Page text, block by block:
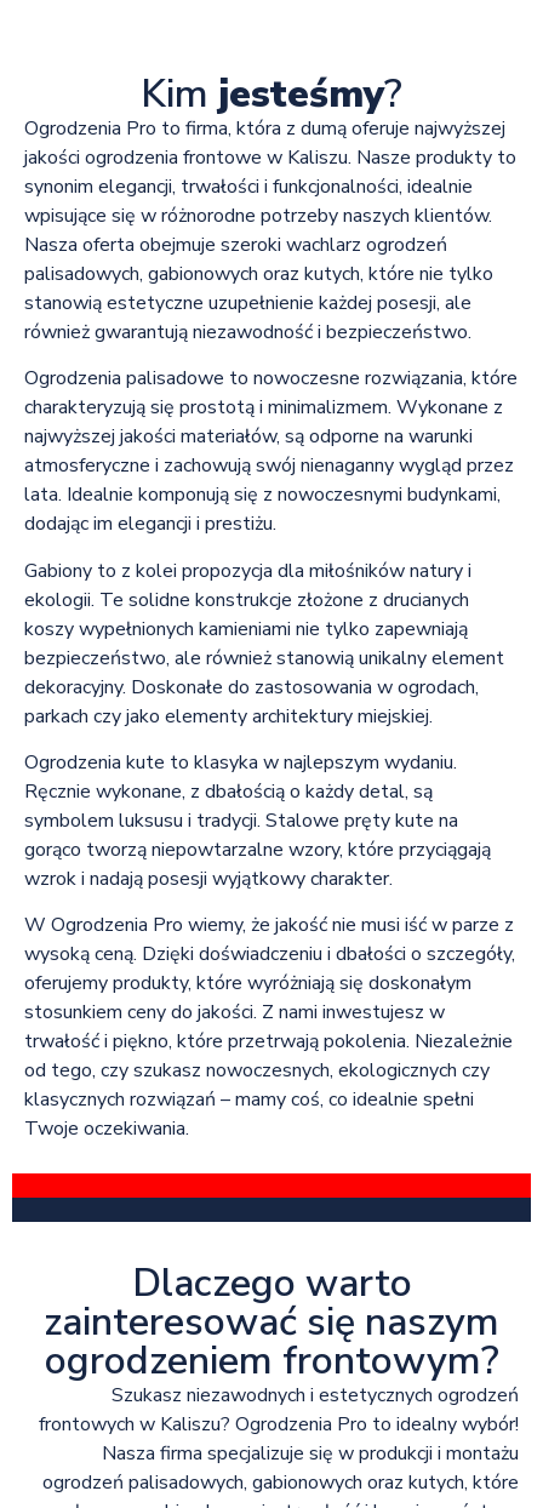
Kim jesteśmy?
Ogrodzenia Pro to firma, która z dumą oferuje najwyższej
jakości ogrodzenia frontowe w Kaliszu. Nasze produkty to
synonim elegancji, trwałości i funkcjonalności, idealnie
wpisujące się w różnorodne potrzeby naszych klientów.
Nasza oferta obejmuje szeroki wachlarz ogrodzeń
palisadowych, gabionowych oraz kutych, które nie tylko
stanowią estetyczne uzupełnienie każdej posesji, ale
również gwarantują niezawodność i bezpieczeństwo.
Ogrodzenia palisadowe to nowoczesne rozwiązania, które
charakteryzują się prostotą i minimalizmem. Wykonane z
najwyższej jakości materiałów, są odporne na warunki
atmosferyczne i zachowują swój nienaganny wygląd przez
lata. Idealnie komponują się z nowoczesnymi budynkami,
dodając im elegancji i prestiżu.
Gabiony to z kolei propozycja dla miłośników natury i
ekologii. Te solidne konstrukcje złożone z drucianych
koszy wypełnionych kamieniami nie tylko zapewniają
bezpieczeństwo, ale również stanowią unikalny element
dekoracyjny. Doskonałe do zastosowania w ogrodach,
parkach czy jako elementy architektury miejskiej.
Ogrodzenia kute to klasyka w najlepszym wydaniu.
Ręcznie wykonane, z dbałością o każdy detal, są
symbolem luksusu i tradycji. Stalowe pręty kute na
gorąco tworzą niepowtarzalne wzory, które przyciągają
wzrok i nadają posesji wyjątkowy charakter.
W Ogrodzenia Pro wiemy, że jakość nie musi iść w parze z
wysoką ceną. Dzięki doświadczeniu i dbałości o szczegóły,
oferujemy produkty, które wyróżniają się doskonałym
stosunkiem ceny do jakości. Z nami inwestujesz w
trwałość i piękno, które przetrwają pokolenia. Niezależnie
od tego, czy szukasz nowoczesnych, ekologicznych czy
klasycznych rozwiązań – mamy coś, co idealnie spełni
Twoje oczekiwania.
Dlaczego warto
zainteresować się naszym
ogrodzeniem frontowym?
Szukasz niezawodnych i estetycznych ogrodzeń
frontowych w Kaliszu? Ogrodzenia Pro to idealny wybór!
Nasza firma specjalizuje się w produkcji i montażu
ogrodzeń palisadowych, gabionowych oraz kutych, które